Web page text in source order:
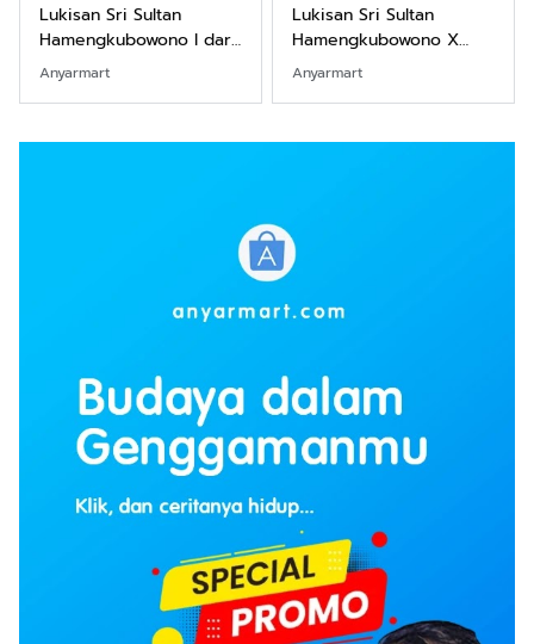
Lukisan Sri Sultan
Hamengkubowono I dari
Kopi Karya Rudi Winarso
Anyarmart
Lukisan Sri Sultan
Hamengkubowono X
dari Kopi Karya Rudi
Winarso
Anyarmart